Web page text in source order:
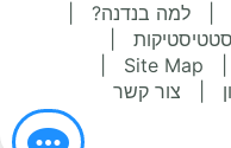
למה בנדנה?
סטטיסטיקות
Site Map
צור קשר